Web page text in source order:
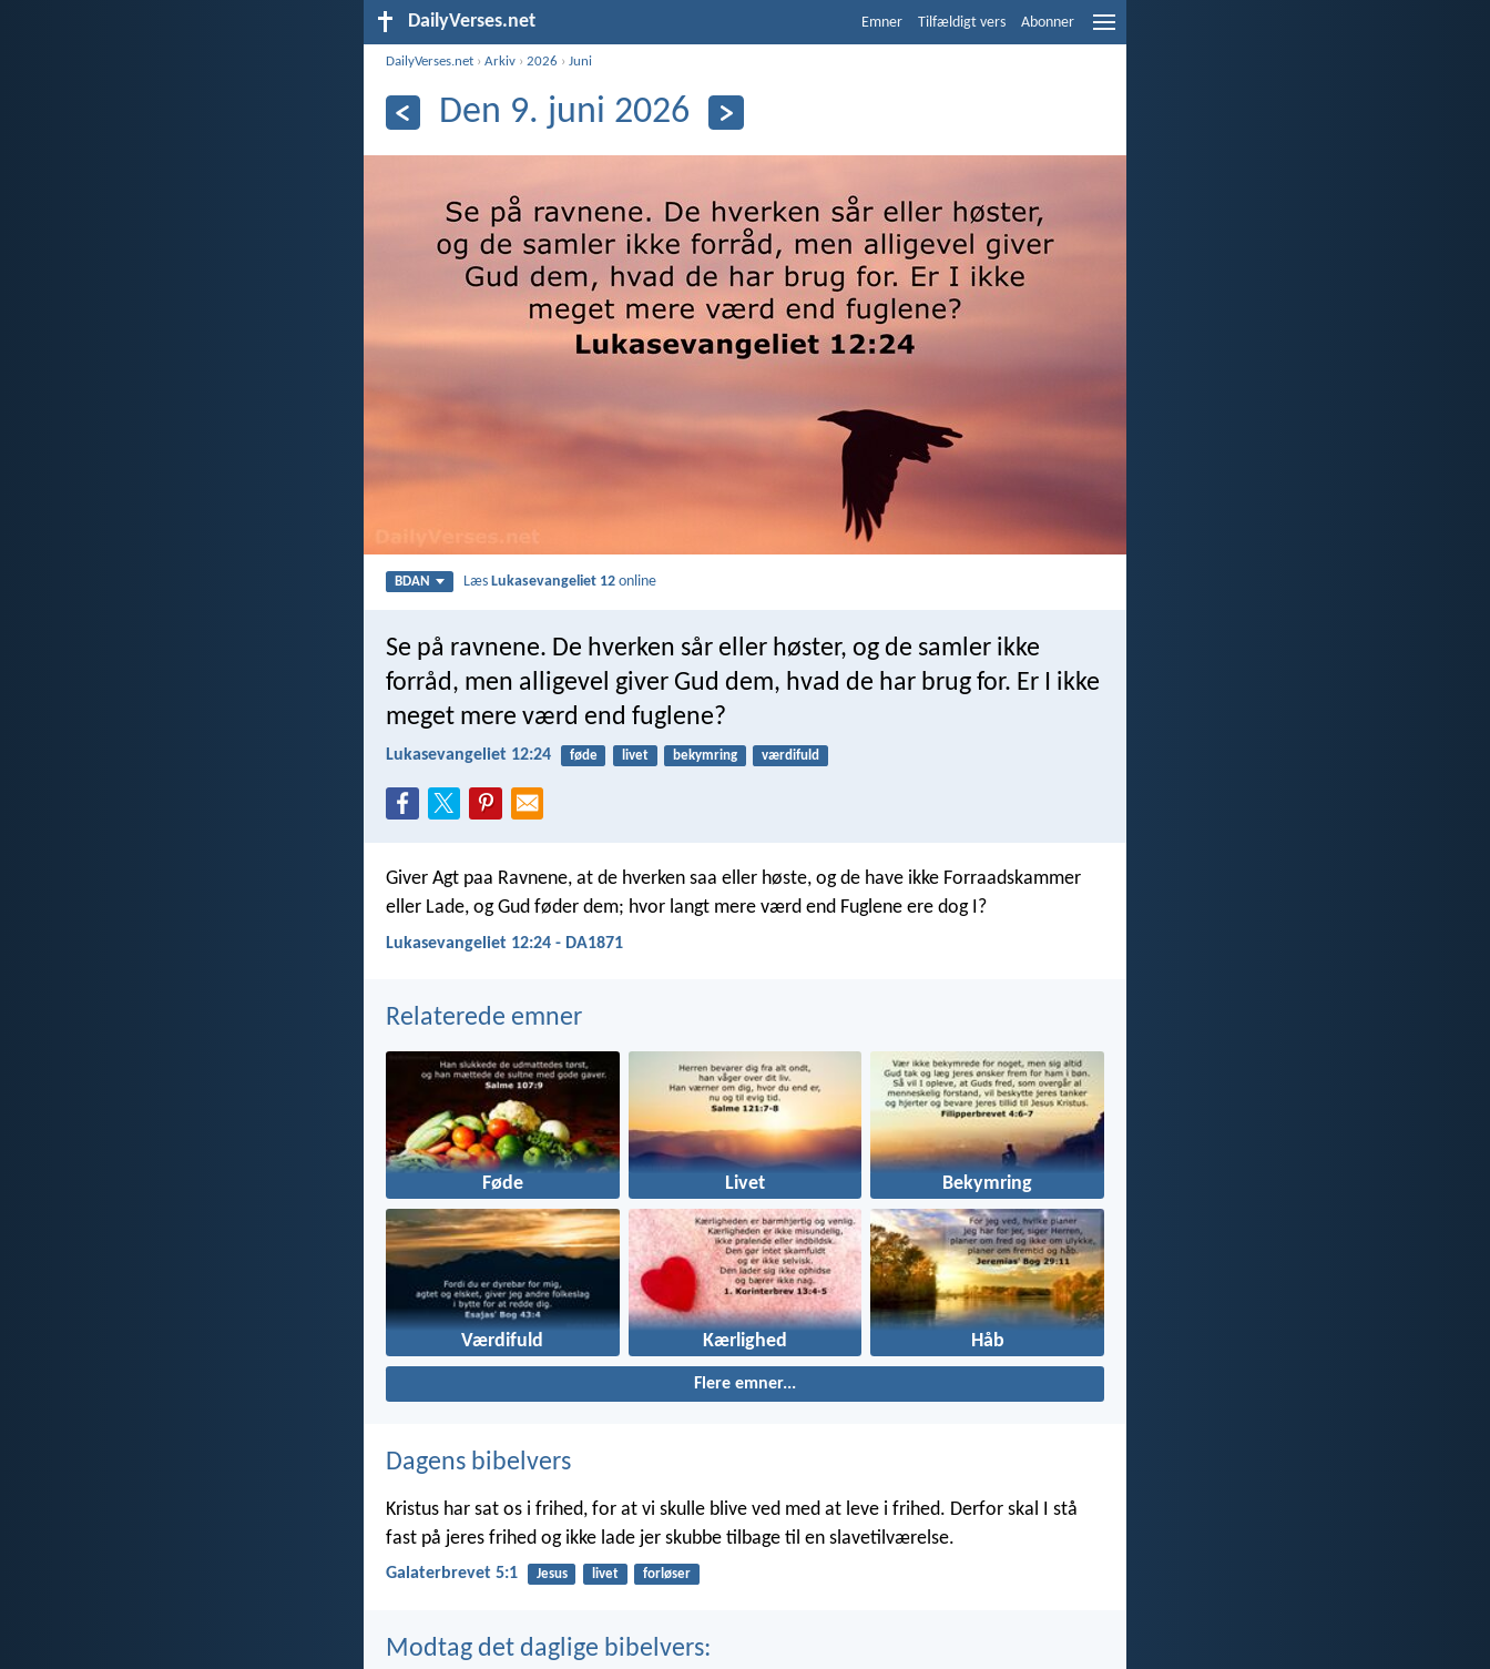
DailyVerses.net Emner Tilfældigt vers Abonner
DailyVerses.net ›Arkiv ›2026 ›Juni
Den 9. juni 2026
BDAN LæsLukasevangeliet 12 online
Se på ravnene. De hverken sår eller høster, og de samler ikke
forråd, men alligevel giver Gud dem, hvad de har brug for. Er I ikke
meget mere værd end fuglene?
Lukasevangeliet 12:24 føde livet bekymring værdifuld
Giver Agt paa Ravnene, at de hverken saa eller høste, og de have ikke Forraadskammer
eller Lade, og Gud føder dem; hvor langt mere værd end Fuglene ere dog I?
Lukasevangeliet 12:24 - DA1871
Relaterede emner
Føde Livet Bekymring
Værdifuld Kærlighed Håb
Flere emner...
Dagens bibelvers
Kristus har sat os i frihed, for at vi skulle blive ved med at leve i frihed. Derfor skal I stå
fast på jeres frihed og ikke lade jer skubbe tilbage til en slavetilværelse.
Galaterbrevet 5:1 Jesus livet forløser
Modtag det daglige bibelvers: